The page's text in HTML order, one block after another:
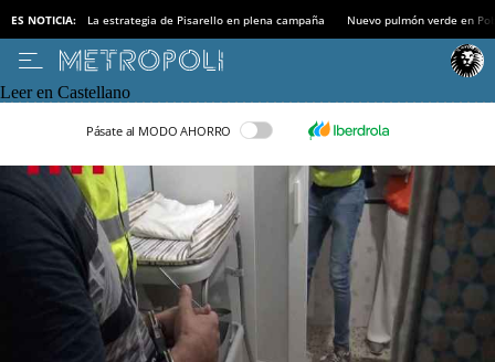
ES NOTICIA: La estrategia de Pisarello en plena campaña Nuevo pulmón verde en
Leer en Castellano
Pásate al MODO AHORRO